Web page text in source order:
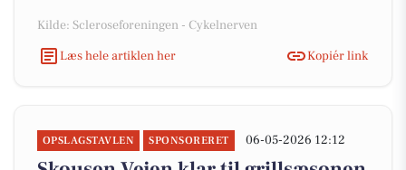
Kilde: Scleroseforeningen - Cykelnerven
Læs hele artiklen her
Kopiér link
OPSLAGSTAVLEN SPONSORERET 06-05-2026 12:12